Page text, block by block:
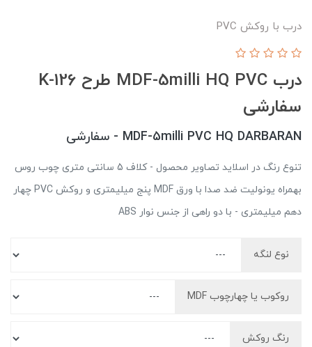
درب با روکش PVC
درب MDF-5milli HQ PVC طرح K-126
سفارشی
MDF-5milli PVC HQ DARBARAN - سفارشی
تنوع رنگ در اسلاید تصاویر محصول - کلاف 5 سانتی متری چوب روس
بهمراه یونولیت ضد صدا با ورق MDF پنج میلیمتری و روکش PVC چهار
دهم میلیمتری - با دو راهی از جنس نوار ABS
نوع لنگه
روکوب یا چهارچوب MDF
رنگ روکش